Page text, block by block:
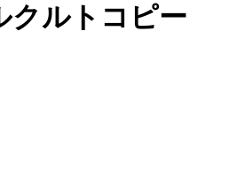
クルトコピー